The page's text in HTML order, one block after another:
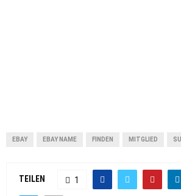
EBAY EBAY NAME FINDEN MITGLIED
TEILEN 1